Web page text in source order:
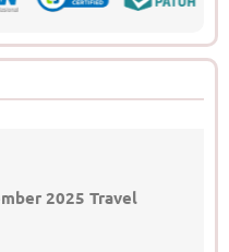
2025 Travel